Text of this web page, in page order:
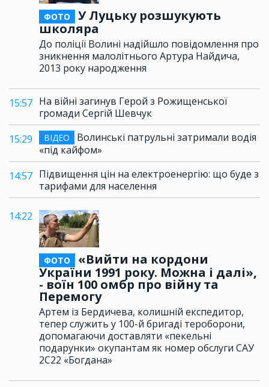
ФОТО
У Луцьку розшукують
школяра
До поліції Волині надійшло повідомлення про
зникнення малолітнього Артура Найдича,
2013 року народження
15:57 На війні загинув Герой з Рожищенської
громади Сергій Шевчук
15:29
ВІДЕО
Волинські патрульні затримали водія
«під кайфом»
14:57 Підвищення цін на електроенергію: що буде з
тарифами для населення
14:22
ФОТО
«Вийти на кордони
України 1991 року. Можна і далі»,
- воїн 100 омбр про війну та
Перемогу
Артем із Бердичева, колишній експедитор,
тепер служить у 100-й бригаді тероборони,
допомагаючи доставляти «пекельні
подарунки» окупантам як номер обслуги САУ
2С22 «Богдана»